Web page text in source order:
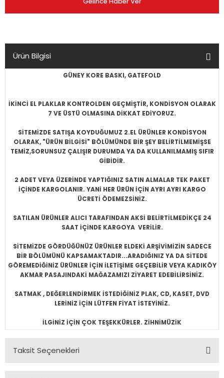
Ürün Bilgisi
GÜNEY KORE BASKI, GATEFOLD
İKİNCİ EL PLAKLAR KONTROLDEN GEÇMİŞTİR, KONDİSYON OLARAK
7 VE ÜSTÜ OLMASINA DİKKAT EDİYORUZ.
SİTEMİZDE SATIŞA KOYDUĞUMUZ 2.EL ÜRÜNLER KONDİSYON
OLARAK, "ÜRÜN BİLGİSİ" BÖLÜMÜNDE BİR ŞEY BELİRTİLMEMİŞSE
TEMİZ,SORUNSUZ ÇALIŞIR DURUMDA YA DA KULLANILMAMIŞ SIFIR
GİBİDİR.
2 ADET VEYA ÜZERİNDE YAPTIĞINIZ SATIN ALMALAR TEK PAKET
İÇİNDE KARGOLANIR. YANİ HER ÜRÜN İÇİN AYRI AYRI KARGO
ÜCRETİ ÖDEMEZSİNİZ.
SATILAN ÜRÜNLER ALICI TARAFINDAN AKSİ BELİRTİLMEDİKÇE 24
SAAT İÇİNDE KARGOYA VERİLİR.
SİTEMİZDE GÖRDÜĞÜNÜZ ÜRÜNLER ELDEKİ ARŞİVİMİZİN SADECE
BİR BÖLÜMÜNÜ KAPSAMAKTADIR...ARADIĞINIZ YA DA SİTEDE
GÖREMEDİĞİNİZ ÜRÜNLER İÇİN İLETİŞİME GEÇEBİLİR VEYA KADIKÖY
AKMAR PASAJINDAKİ MAĞAZAMIZI ZİYARET EDEBİLİRSİNİZ.
SATMAK , DEĞERLENDİRMEK İSTEDİĞİNİZ PLAK, CD, KASET, DVD
LERİNİZ İÇİN LÜTFEN FİYAT İSTEYİNİZ.
İLGİNİZ İÇİN ÇOK TEŞEKKÜRLER. ZİHNİMÜZİK
Taksit Seçenekleri